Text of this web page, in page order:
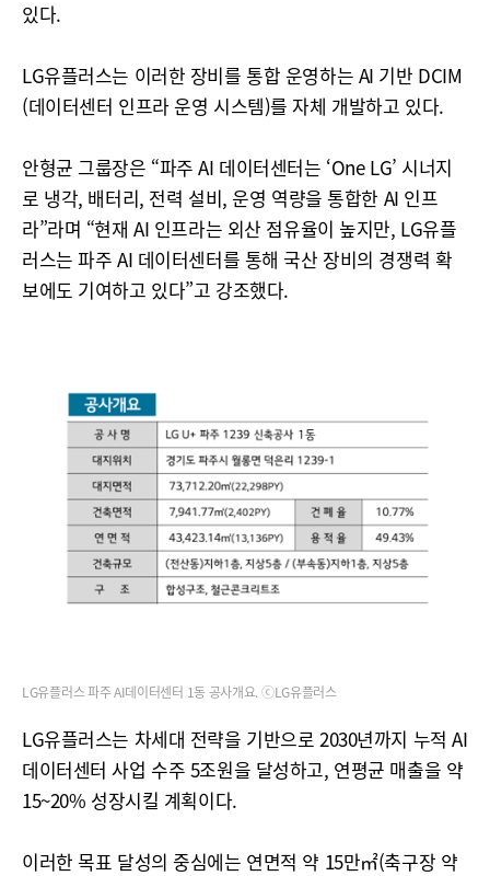
있다.
LG유플러스는 이러한 장비를 통합 운영하는 AI 기반 DCIM
(데이터센터 인프라 운영 시스템)를 자체 개발하고 있다.
안형균 그룹장은 “파주 AI 데이터센터는 ‘One LG’ 시너지
로 냉각, 배터리, 전력 설비, 운영 역량을 통합한 AI 인프
라”라며 “현재 AI 인프라는 외산 점유율이 높지만, LG유플
러스는 파주 AI 데이터센터를 통해 국산 장비의 경쟁력 확
보에도 기여하고 있다”고 강조했다.
LG유플러스 파주 AI데이터센터 1동 공사개요. ⓒLG유플러스
LG유플러스는 차세대 전략을 기반으로 2030년까지 누적 AI
데이터센터 사업 수주 5조원을 달성하고, 연평균 매출을 약
15~20% 성장시킬 계획이다.
이러한 목표 달성의 중심에는 연면적 약 15만㎡(축구장 약